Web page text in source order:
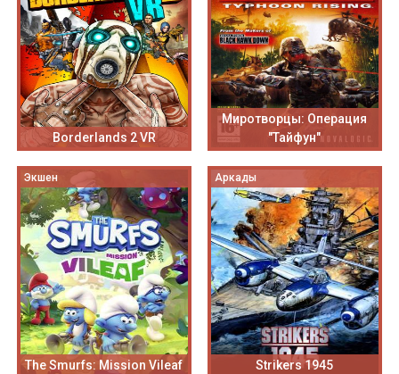
Borderlands 2 VR
Миротворцы: Операция
"Тайфун"
Экшен
The Smurfs: Mission Vileaf
Аркады
Strikers 1945